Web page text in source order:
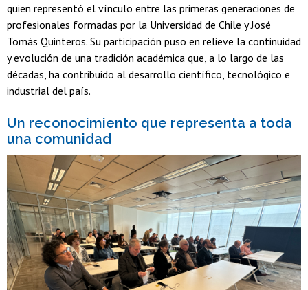
quien representó el vínculo entre las primeras generaciones de
profesionales formadas por la Universidad de Chile y José
Tomás Quinteros. Su participación puso en relieve la continuidad
y evolución de una tradición académica que, a lo largo de las
décadas, ha contribuido al desarrollo científico, tecnológico e
industrial del país.
Un reconocimiento que representa a toda
una comunidad